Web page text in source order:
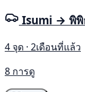
Isumi → พิพิ
4 จุด · 2เดือนที่แล้ว
8 การดู